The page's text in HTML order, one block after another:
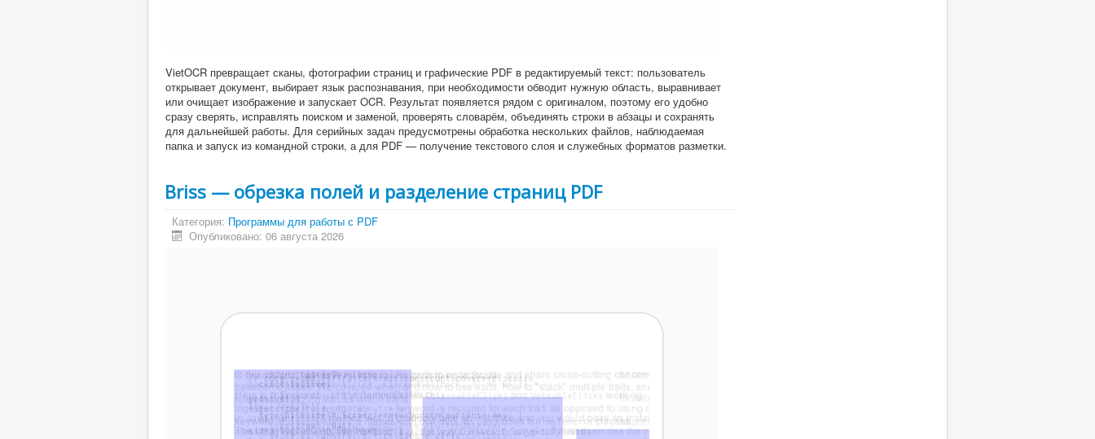
VietOCR превращает сканы, фотографии страниц и графические PDF в редактируемый текст: пользователь
открывает документ, выбирает язык распознавания, при необходимости обводит нужную область, выравнивает
или очищает изображение и запускает OCR. Результат появляется рядом с оригиналом, поэтому его удобно
сразу сверять, исправлять поиском и заменой, проверять словарём, объединять строки в абзацы и сохранять
для дальнейшей работы. Для серийных задач предусмотрены обработка нескольких файлов, наблюдаемая
папка и запуск из командной строки, а для PDF — получение текстового слоя и служебных форматов разметки.
Briss — обрезка полей и разделение страниц PDF
Категория: Программы для работы с PDF
Опубликовано: 06 августа 2026